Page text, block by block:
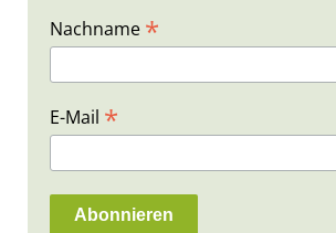
Nachname *
E-Mail *